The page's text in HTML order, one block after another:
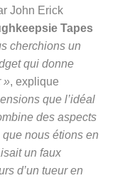
John Erick
Tapes
cherchions un
qui donne
», explique
que l’idéal
des aspects
nous étions en
un faux
d’un tueur en